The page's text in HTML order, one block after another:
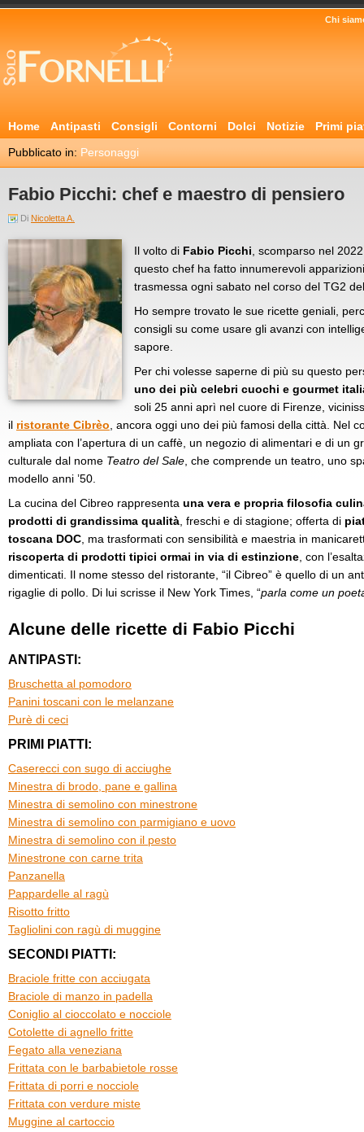
Chi
Home Antipasti Consigli Contorni Dolci Notizie
Primi
Pubblicato in: Personaggi
Fabio Picchi: chef e maestro di pensiero
Di Nicoletta A.
Il volto di Fabio Picchi , scomparso nel
questo chef ha fatto innumerevoli
trasmessa ogni sabato nel corso del TG2
Ho sempre trovato le sue ricette geniali,
consigli su come usare gli avanzi con
sapore.
Per chi volesse saperne di più su questo
uno dei più celebri cuochi e gourmet
soli 25 anni aprì nel cuore di Firenze,
il ristorante Cibrèo , ancora oggi uno dei più famosi della città. Nel
ampliata con l’apertura di un caffè, un negozio di alimentari e di un
culturale dal nome Teatro del Sale , che comprende un teatro, uno
modello anni ’50.
La cucina del Cibreo rappresenta una vera e propria filosofia
prodotti di grandissima qualità , freschi e di stagione; offerta di
toscana DOC , ma trasformati con sensibilità e maestria in
riscoperta di prodotti tipici ormai in via di estinzione , con
dimenticati. Il nome stesso del ristorante, “il Cibreo” è quello di un
rigaglie di pollo. Di lui scrisse il New York Times, “parla come un
Alcune delle ricette di Fabio Picchi
ANTIPASTI:
Bruschetta al pomodoro
Panini toscani con le melanzane
Purè di ceci
PRIMI PIATTI:
Caserecci con sugo di acciughe
Minestra di brodo, pane e gallina
Minestra di semolino con minestrone
Minestra di semolino con parmigiano e uovo
Minestra di semolino con il pesto
Minestrone con carne trita
Panzanella
Pappardelle al ragù
Risotto fritto
Tagliolini con ragù di muggine
SECONDI PIATTI:
Braciole fritte con acciugata
Braciole di manzo in padella
Coniglio al cioccolato e nocciole
Cotolette di agnello fritte
Fegato alla veneziana
Frittata con le barbabietole rosse
Frittata di porri e nocciole
Frittata con verdure miste
Muggine al cartoccio